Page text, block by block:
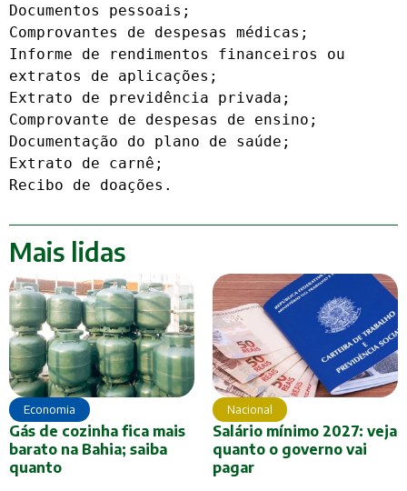
Documentos pessoais;
Comprovantes de despesas médicas;
Informe de rendimentos financeiros ou
extratos de aplicações;
Extrato de previdência privada;
Comprovante de despesas de ensino;
Documentação do plano de saúde;
Extrato de carnê;
Recibo de doações.
Mais lidas
Economia
Gás de cozinha fica mais
barato na Bahia; saiba
quanto
Nacional
Salário mínimo 2027: veja
quanto o governo vai
pagar